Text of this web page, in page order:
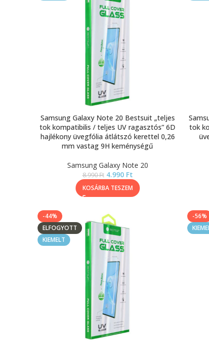
Samsung Galaxy Note 20 Bestsuit „teljes
tok kompatibilis / teljes UV ragasztós” 6D
hajlékony üvegfólia átlátszó kerettel 0,26
mm vastag 9H keménységű
Samsung Galaxy Note 20
8.990Ft 4.990 Ft
KOSÁRBA TESZEM
tok
-44%
ELFOGYOTT
KIEMELT
-56%